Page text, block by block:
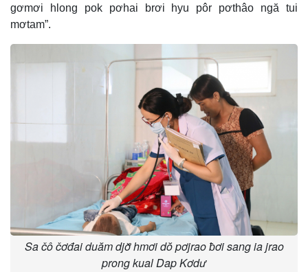
gơmơi hlong pok pơhai brơi hyu pôr pơthâo ngă tui
mơtam”.
Sa čô čơđai duăm djơ̆ hmơi dŏ pơjrao ƀơi sang ia jrao
prong kual Dap Kơdư